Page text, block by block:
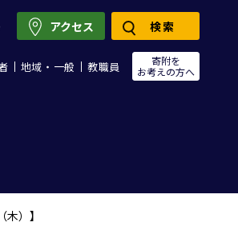
地域・一般 教職員
寄附を
お考えの方へ
アクセス 検索
）】